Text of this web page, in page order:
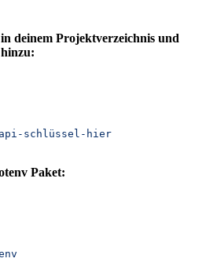
deinem Projektverzeichnis und
schlüssel-hier
Paket: